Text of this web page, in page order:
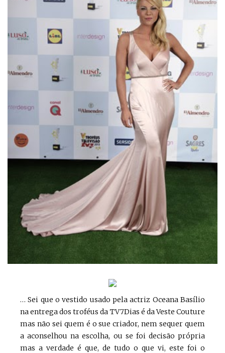
… Sei que o vestido usado pela actriz Oceana Basílio
na entrega dos troféus da TV7Dias é da Veste Couture
mas não sei quem é o sue criador, nem sequer quem
a aconselhou na escolha, ou se foi decisão própria
mas a verdade é que, de tudo o que vi, este foi o